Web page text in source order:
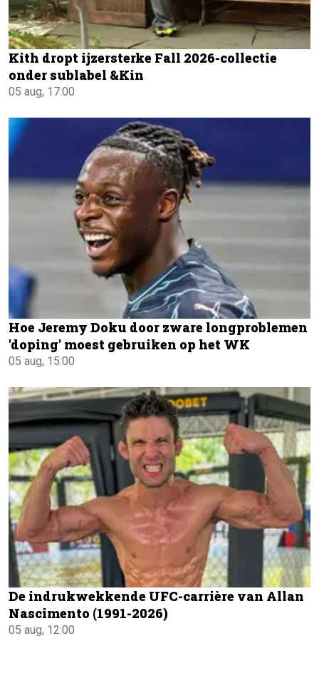
Kith dropt ijzersterke Fall 2026-collectie
onder sublabel &Kin
05 aug, 17:00
Hoe Jeremy Doku door zware longproblemen
'doping' moest gebruiken op het WK
05 aug, 15:00
De indrukwekkende UFC-carrière van Allan
Nascimento (1991-2026)
05 aug, 12:00